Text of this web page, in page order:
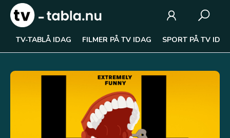
TV-TABLÅ IDAG FILMER PÅ TV IDAG SPORT PÅ TV